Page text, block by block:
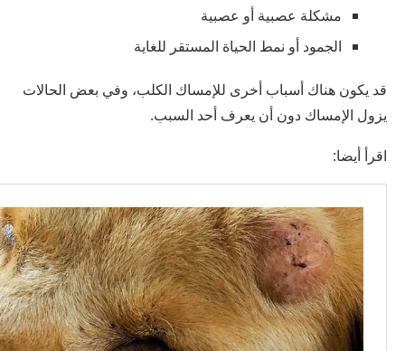
مشكلة عصبية أو عصبية
الجمود أو نمط الحياة المستقر للغاية
قد يكون هناك أسباب أخرى للإمساك الكلب، وفي بعض الحالات
يزول الإمساك دون أن يعرف أحد السبب.
اقرأ أيضا: